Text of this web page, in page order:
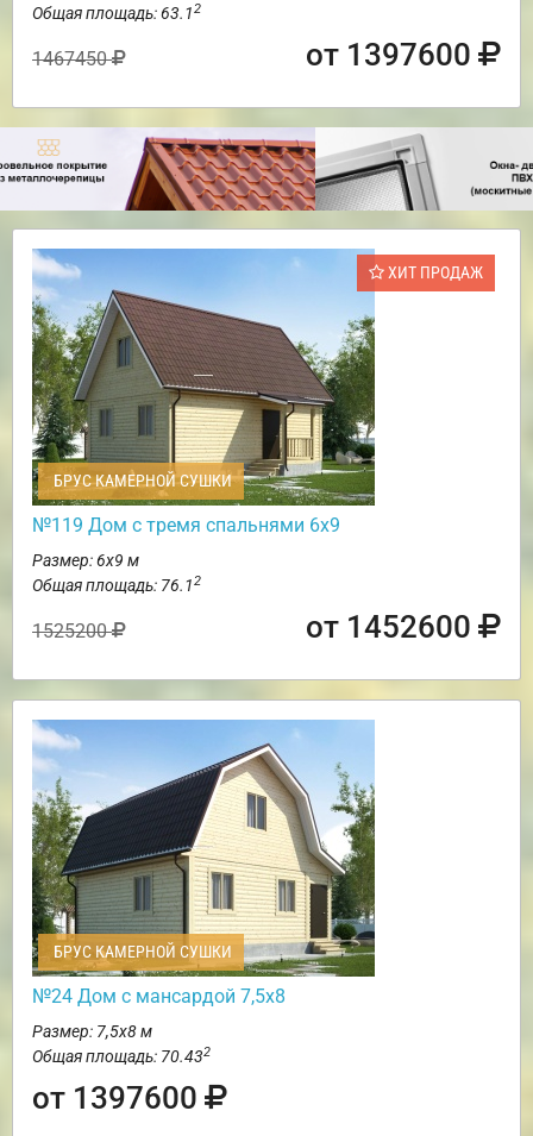
Общая площадь: 63.12
1467450 от 1397600
ХИТ ПРОДАЖ
БРУС КАМЕРНОЙ СУШКИ
№119 Дом с тремя спальнями 6х9
Размер: 6х9 м
Общая площадь: 76.12
1525200 от 1452600
БРУС КАМЕРНОЙ СУШКИ
№24 Дом с мансардой 7,5х8
Размер: 7,5х8 м
Общая площадь: 70.432
от 1397600